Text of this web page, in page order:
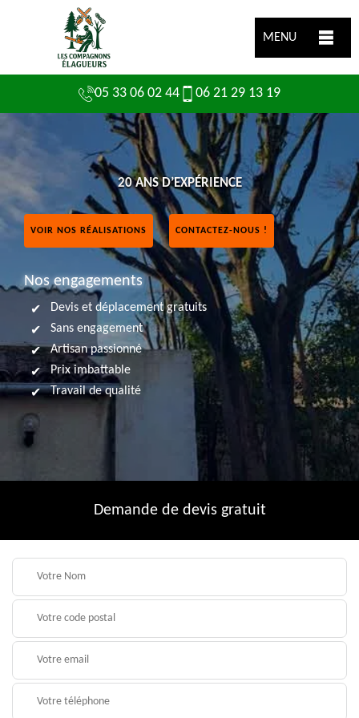
MENU
05 33 06 02 44 06 21 29 13 19
20 ANS D’EXPÉRIENCE
VOIR NOS RÉALISATIONS CONTACTEZ-NOUS !
Nos engagements
Devis et déplacement gratuits
Sans engagement
Artisan passionné
Prix imbattable
Travail de qualité
Demande de devis gratuit